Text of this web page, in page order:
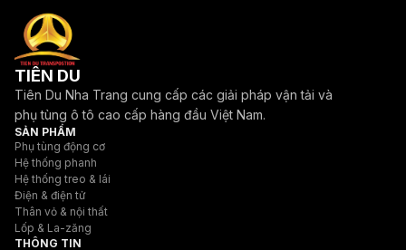
TIÊN DU
Tiên Du Nha Trang cung cấp các giải pháp vận tải và
phụ tùng ô tô cao cấp hàng đầu Việt Nam.
SẢN PHẨM
Phụ tùng động cơ
Hệ thống phanh
Hệ thống treo & lái
Điện & điện tử
Thân vỏ & nội thất
Lốp & La-zăng
THÔNG TIN